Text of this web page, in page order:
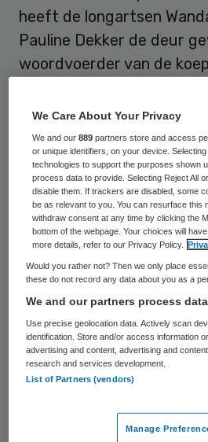
heeft de longartsen
Pauline Dekker de deur
woordvoerder van de
berichtgeving hierover
De twee longartsen zijn
Stichting Rookpreventie
de kritische website
publicaties en onderzoek
van de tabakslobby’, zo
woordvoerder van de
deze stichting
de alliantie. Ook recente
artsen aan het adres van
het Nationale
in goede aarde.
We Care About Your Privacy
We and our889 partners store and access
or unique identifiers, on your device.
technologies to support the purposes shown
process data to provide. Selecting Reject All
disable them. If trackers are disabled, some
be as relevant to you. You can resurface this
withdraw consent at any time by clicking the
bottom of the webpage. Your choices will
more details, refer to our Privacy Policy.
Would you rather not? Then we only place
these do not record any data about you as a
We and our partners process
Use precise geolocation data. Actively scan
identification. Store and/or access information
advertising and content, advertising and
research and services development.
List of Partners (vendors)
Manage